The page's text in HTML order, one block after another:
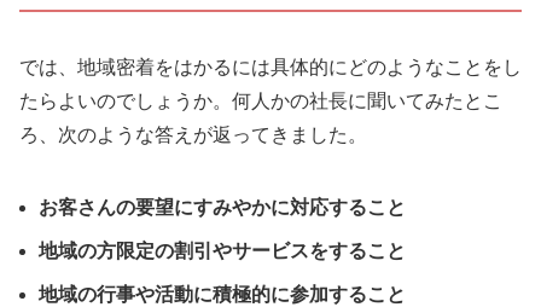
では、地域密着をはかるには具体的にどのようなことをし
たらよいのでしょうか。何人かの社長に聞いてみたとこ
ろ、次のような答えが返ってきました。
お客さんの要望にすみやかに対応すること
地域の方限定の割引やサービスをすること
地域の行事や活動に積極的に参加すること